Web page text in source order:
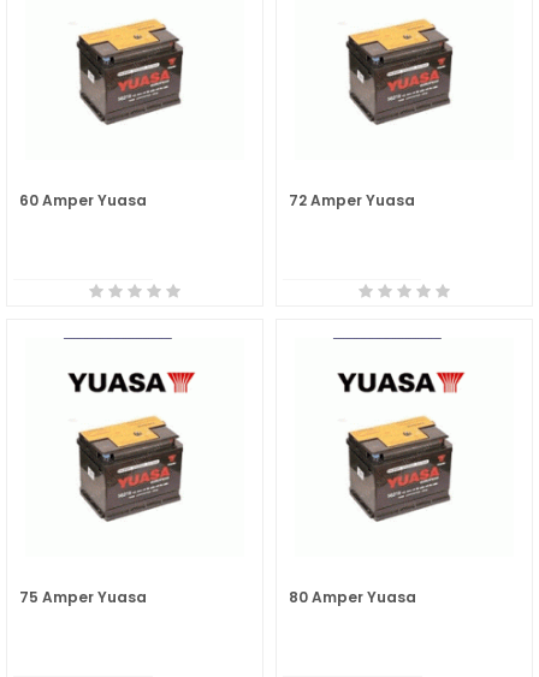
60 Amper Yuasa 72 Amper Yuasa
75 Amper Yuasa 80 Amper Yuasa